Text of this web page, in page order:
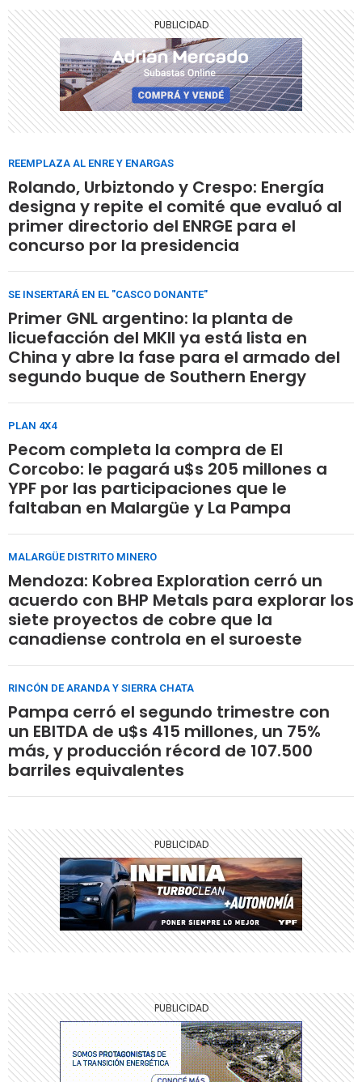
REEMPLAZA AL ENRE Y ENARGAS
Rolando, Urbiztondo y Crespo: Energía
designa y repite el comité que evaluó al
primer directorio del ENRGE para el
concurso por la presidencia
SE INSERTARÁ EN EL "CASCO DONANTE"
Primer GNL argentino: la planta de
licuefacción del MKII ya está lista en
China y abre la fase para el armado del
segundo buque de Southern Energy
PLAN 4X4
Pecom completa la compra de El
Corcobo: le pagará u$s 205 millones a
YPF por las participaciones que le
faltaban en Malargüe y La Pampa
MALARGÜE DISTRITO MINERO
Mendoza: Kobrea Exploration cerró un
acuerdo con BHP Metals para explorar los
siete proyectos de cobre que la
canadiense controla en el suroeste
RINCÓN DE ARANDA Y SIERRA CHATA
Pampa cerró el segundo trimestre con
un EBITDA de u$s 415 millones, un 75%
más, y producción récord de 107.500
barriles equivalentes